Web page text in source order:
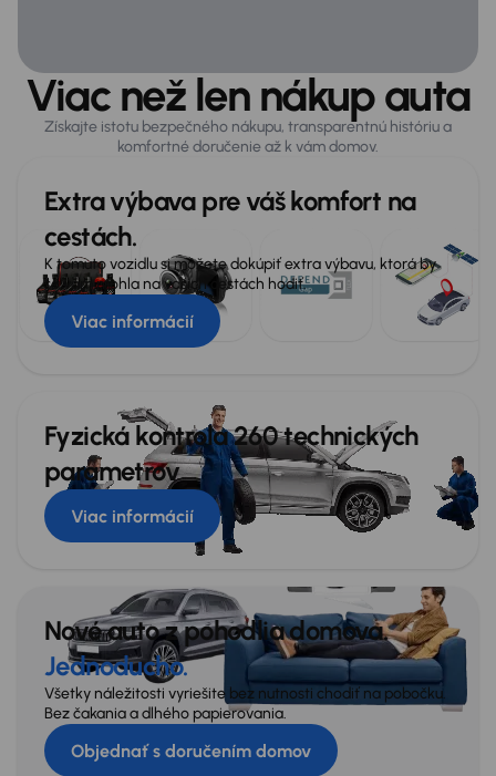
Systém kontroly tlaku v pneumatikách
Všeobecné
Veľa ďalšej výbavy
Viac než len nákup auta
Získajte istotu bezpečného nákupu, transparentnú históriu a
komfortné doručenie až k vám domov.
Extra výbava pre váš komfort na
cestách.
K tomuto vozidlu si môžete dokúpiť extra výbavu, ktorá by
sa vám mohla na vašich cestách hodiť.
Viac informácií
Fyzická kontrola 260 technických
parametrov
Viac informácií
Nové auto z pohodlia domova.
Jednoducho.
Všetky náležitosti vyriešite bez nutnosti chodiť na pobočku.
Bez čakania a dlhého papierovania.
Objednať s doručením domov